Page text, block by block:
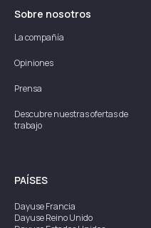
Sobre nosotros
La compañía
Opiniones
Prensa
Descubre nuestras ofertas de
trabajo
PAÍSES
DayuseFrancia
DayuseReino Unido